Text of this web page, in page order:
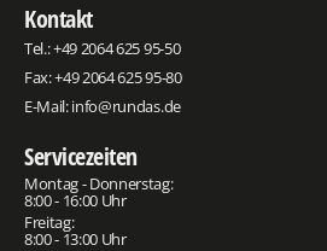
Kontakt
Tel.:+49 2064 625 95-50
Fax: +49 2064 625 95-80
E-Mail:info@rundas.de
Servicezeiten
Montag - Donnerstag:
8:00 - 16:00 Uhr
Freitag:
8:00 - 13:00 Uhr